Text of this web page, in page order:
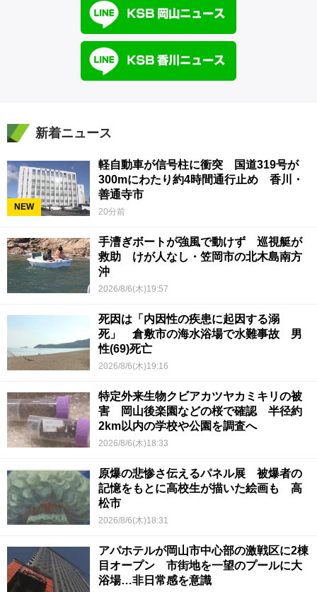
新着ニュース
NEW
軽自動車が信号柱に衝突 国道319号が
300mにわたり約4時間通行止め 香川・
善通寺市
20分前
手漕ぎボートが強風で動けず 巡視艇が
救助 けが人なし・笠岡市の北木島南方
沖
2026/8/6(木)19:57
死因は「内因性の疾患に起因する溺
死」 倉敷市の海水浴場で水難事故 男
性(69)死亡
2026/8/6(木)19:16
特定外来生物クビアカツヤカミキリの被
害 岡山後楽園などの桜で確認 半径約
2km以内の学校や公園を調査へ
2026/8/6(木)18:33
原爆の悲惨さ伝えるパネル展 被爆者の
記憶をもとに高校生が描いた絵画も 高
松市
2026/8/6(木)18:31
アパホテルが岡山市中心部の激戦区に2棟
目オープン 市街地を一望のプールに大
浴場…非日常感を意識